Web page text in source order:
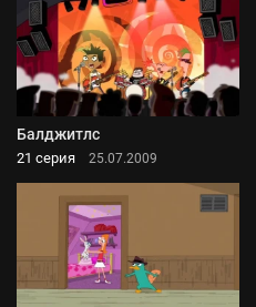
Балджитлс
21 серия 25.07.2009